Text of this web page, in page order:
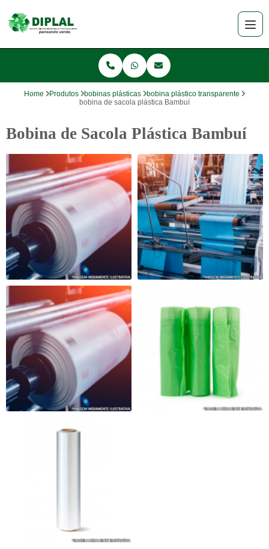
Home Produtos bobinas plásticas
bobina plástico transparente
bobina de sacola plástica Bambuí
Bobina de Sacola Plástica Bambuí